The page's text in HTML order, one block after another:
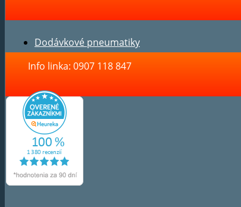
Dodávkové pneumatiky
Info linka: 0907 118 847